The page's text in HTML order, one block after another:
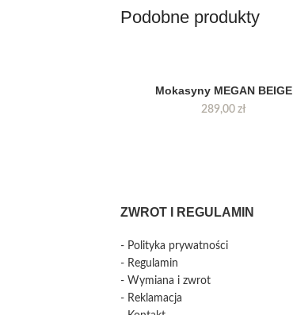
Podobne produkty
Mokasyny MEGAN BEIGE
289,00 zł
ZWROT I REGULAMIN
- Polityka prywatności
- Regulamin
- Wymiana i zwrot
- Reklamacja